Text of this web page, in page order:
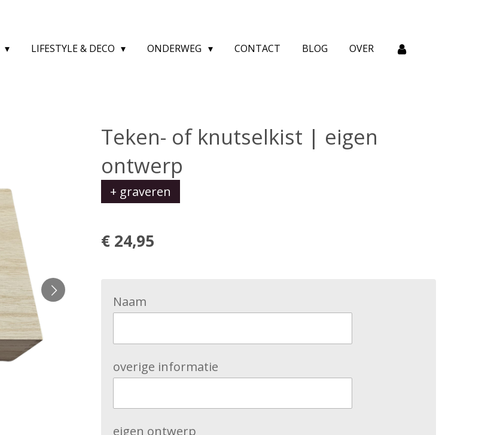
LIFESTYLE & DECO ONDERWEG CONTACT BLOG OVER
Teken- of knutselkist | eigen
ontwerp
+ graveren
€ 24,95
Naam
overige informatie
eigen ontwerp